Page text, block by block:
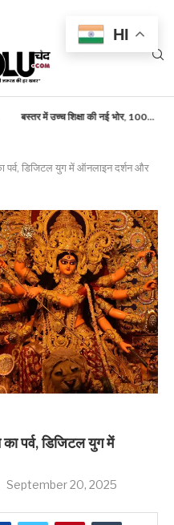
की नई भोर, 100... राष्ट्रपति भवन में
पर्व, डिजिटल युग में ऑनलाइन दर्शन और
पर्व, डिजिटल युग में
September 20, 2025
HI